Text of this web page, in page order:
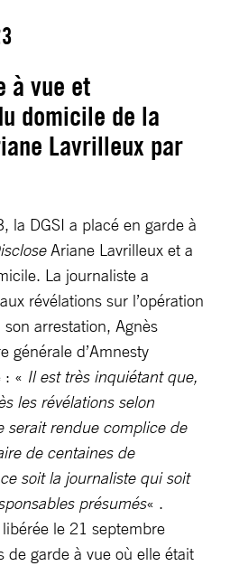
à vue et
domicile de la
Lavrilleux par
la DGSI a placé en garde à
Ariane Lavrilleux et a
La journaliste a
révélations sur l’opération
arrestation, Agnès
générale d’Amnesty
: « Il est très inquiétant que,
les révélations selon
serait rendue complice de
de centaines de
soit la journaliste qui soit
présumés« .
le 21 septembre
de garde à vue où elle était